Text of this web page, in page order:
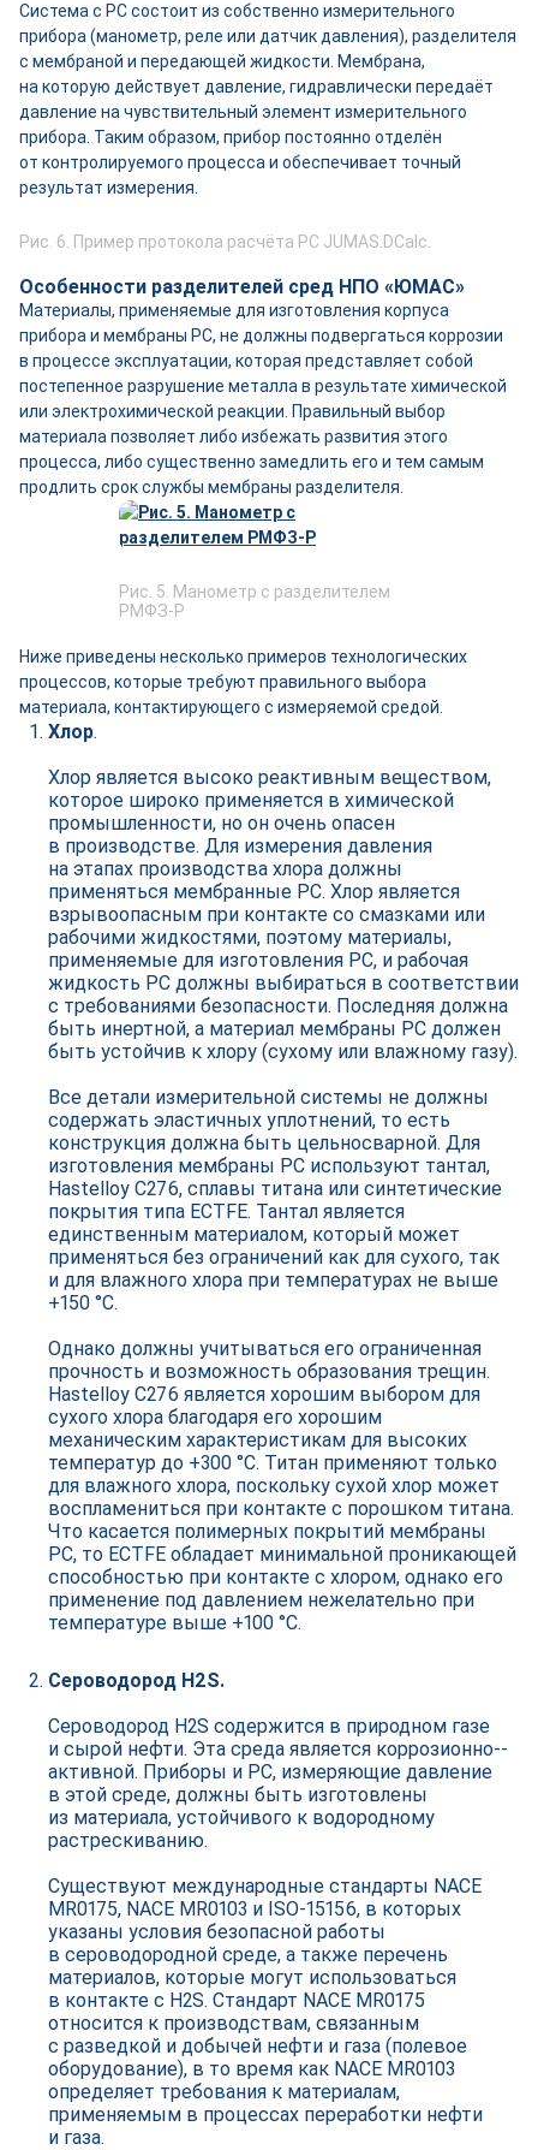
Система с РС состоит из собственно измерительного
прибора (манометр, реле или датчик давления), разделителя
с мембраной и передающей жидкости. Мембрана,
на которую действует давление, гидравлически передаёт
давление на чувствительный элемент измерительного
прибора. Таким образом, прибор постоянно отделён
от контролируемого процесса и обеспечивает точный
результат измерения.
Рис. 6. Пример протокола расчёта РС JUMAS.DCalc.
Особенности разделителей сред НПО «ЮМАС»
Материалы, применяемые для изготовления корпуса
прибора и мембраны РС, не должны подвергаться коррозии
в процессе эксплуатации, которая представляет собой
постепенное разрушение металла в результате химической
или электрохимической реакции. Правильный выбор
материала позволяет либо избежать развития этого
процесса, либо существенно замедлить его и тем самым
продлить срок службы мембраны разделителя.
Рис. 5. Манометр с разделителем
РМФЗ-Р
Ниже приведены несколько примеров технологических
процессов, которые требуют правильного выбора
материала, контактирующего с измеряемой средой.
Хлор.
Хлор является высоко реактивным веществом,
которое широко применяется в химической
промышленности, но он очень опасен
в производстве. Для измерения давления
на этапах производства хлора должны
применяться мембранные РС. Хлор является
взрывоопасным при контакте со смазками или
рабочими жидкостями, поэтому материалы,
применяемые для изготовления РС, и рабочая
жидкость РС должны выбираться в соответствии
с требованиями безопасности. Последняя должна
быть инертной, а материал мембраны РС должен
быть устойчив к хлору (сухому или влажному газу).
Все детали измерительной системы не должны
содержать эластичных уплотнений, то есть
конструкция должна быть цельносварной. Для
изготовления мембраны РС используют тантал,
Hastelloy C276, сплавы титана или синтетические
покрытия типа ECTFE. Тантал является
единственным материалом, который может
применяться без ограничений как для сухого, так
и для влажного хлора при температурах не выше
+150 °C.
Однако должны учитываться его ограниченная
прочность и возможность образования трещин.
Hastelloy C276 является хорошим выбором для
сухого хлора благодаря его хорошим
механическим характеристикам для высоких
температур до +300 °C. Титан применяют только
для влажного хлора, поскольку сухой хлор может
воспламениться при контакте с порошком титана.
Что касается полимерных покрытий мембраны
РС, то ECTFE обладает минимальной проникающей
способностью при контакте с хлором, однако его
применение под давлением нежелательно при
температуре выше +100 °C.
Сероводород H2S.
Сероводород H2S содержится в природном газе
и сырой нефти. Эта среда является коррозионно-­
активной. Приборы и РС, измеряющие давление
в этой среде, должны быть изготовлены
из материала, устойчивого к водородному
растрескиванию.
Существуют международные стандарты NACE
MR0175, NACE MR0103 и ISO‑15156, в которых
указаны условия безопасной работы
в сероводородной среде, а также перечень
материалов, которые могут использоваться
в контакте с H2S. Стандарт NACE MR0175
относится к производствам, связанным
с разведкой и добычей нефти и газа (полевое
оборудование), в то время как NACE MR0103
определяет требования к материалам,
применяемым в процессах переработки нефти
и газа.